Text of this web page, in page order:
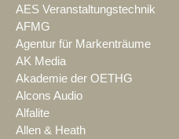
AES Veranstaltungstechnik
AFMG
Agentur für Markenträume
AK Media
Akademie der OETHG
Alcons Audio
Alfalite
Allen & Heath